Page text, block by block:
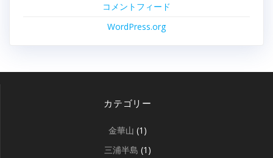
コメントフィード
WordPress.org
カテゴリー
金華山 (1)
三浦半島 (1)